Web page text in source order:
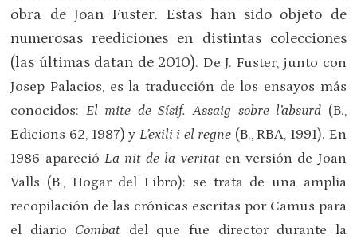
obra de Joan Fuster. Estas han sido objeto de
numerosas reediciones en distintas colecciones
(las últimas datan de 2010). De J. Fuster, junto con
Josep Palacios, es la traducción de los ensayos más
conocidos: El mite de Sísif. Assaig sobre l’absurd (B.,
Edicions 62, 1987) y L’exili i el regne (B., RBA, 1991). En
1986 apareció La nit de la veritaten versión de Joan
Valls (B., Hogar del Libro): se trata de una amplia
recopilación de las crónicas escritas por Camus para
el diario Combat del que fue director durante la